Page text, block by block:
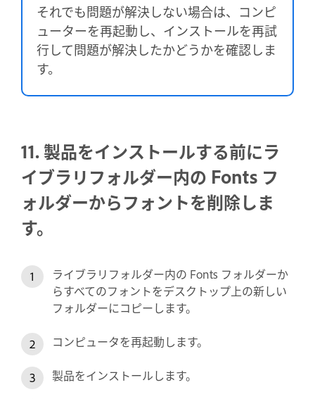
それでも問題が解決しない場合は、コンピ
ューターを再起動し、インストールを再試
行して問題が解決したかどうかを確認しま
す。
11. 製品をインストールする前にラ
イブラリフォルダー内の Fonts フ
ォルダーからフォントを削除しま
す。
ライブラリフォルダー内の Fonts フォルダーか
らすべてのフォントをデスクトップ上の新しい
フォルダーにコピーします。
コンピュータを再起動します。
製品をインストールします。